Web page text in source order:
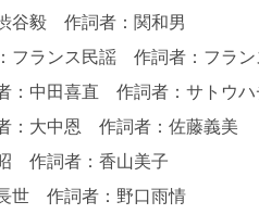
谷毅 作詞者：関和男
ランス民謡 作詞者：フラン
：中田喜直 作詞者：サトウ
：大中恩 作詞者：佐藤義美
作詞者：香山美子
世 作詞者：野口雨情